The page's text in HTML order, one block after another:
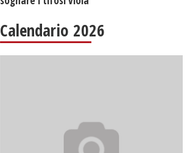
Calendario 2026